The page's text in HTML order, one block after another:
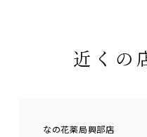
近くの
なの花薬局興部店